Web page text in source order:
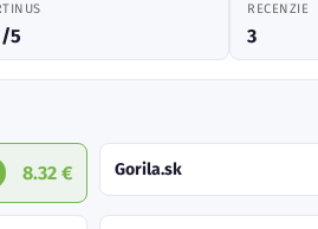
5
RECENZIE
3
8.32 € Gorila.sk